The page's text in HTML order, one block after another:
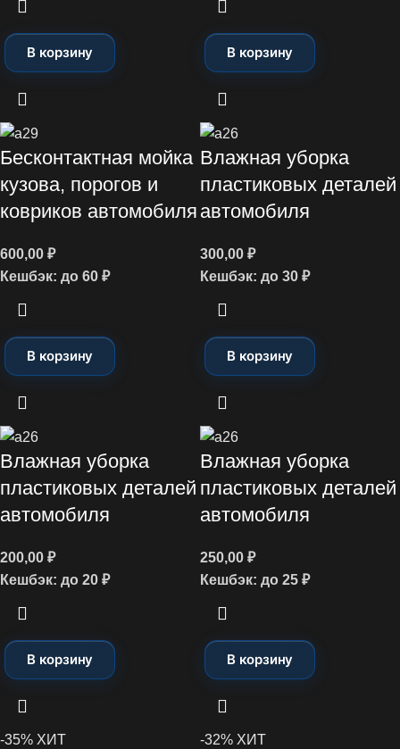
В корзину В корзину
Бесконтактная мойка
кузова, порогов и
ковриков автомобиля
600,00 ₽
Кешбэк: до 60 ₽
В корзину
Влажная уборка
пластиковых деталей
автомобиля
300,00 ₽
Кешбэк: до 30 ₽
В корзину
Влажная уборка
пластиковых деталей
автомобиля
200,00 ₽
Кешбэк: до 20 ₽
В корзину
Влажная уборка
пластиковых деталей
автомобиля
250,00 ₽
Кешбэк: до 25 ₽
В корзину
-35% ХИТ -32% ХИТ